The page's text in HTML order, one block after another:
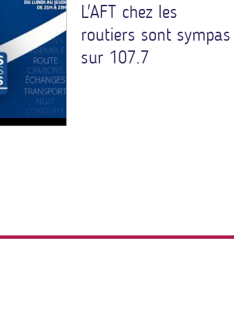
L'AFT chez les
routiers sont sympas
sur 107.7